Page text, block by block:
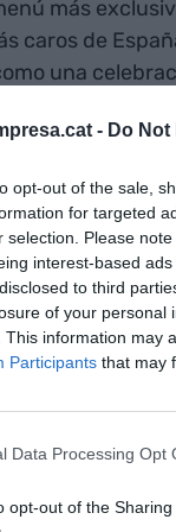
- Do
opt-out of the sale,
for targeted
selection. Please
interest-based
to third
of your personal
This information may
Participants that may
Data Processing Opt
opt-out of the
más
caros de
una
de los
necesario en
de
muy
e intuir qué
a valorar lo
A Il
a vista
Mesa del